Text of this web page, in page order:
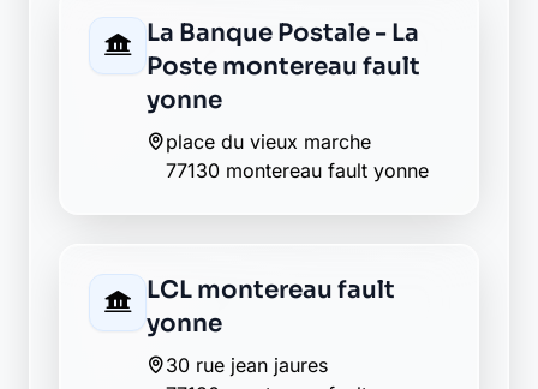
banque plus transparente ?
Découvrez Laymoon, la finance éthique
et responsable, sans frais cachés.
Découvrir Laymoon
Retour au département Seine-et-